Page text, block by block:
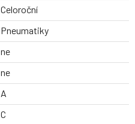
Celoroční
Pneumatiky
ne
ne
A
C